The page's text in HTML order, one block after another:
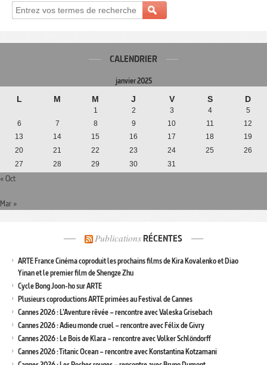
CALENDRIER
janvier 2025
L M M J V S D
1 2 3 4
5
6
7 8 9 10 11
12
13
14 15 16 17 18
19
20
21 22 23 24 25
26
27
28 29 30 31
« Oct
Mar »
Publications RÉCENTES
ARTE France Cinéma coproduit les prochains films de Kira Kovalenko et Diao
Yinan et le premier film de Shengze Zhu
Cycle Bong Joon-ho sur ARTE
Plusieurs coproductions ARTE primées au Festival de Cannes
Cannes 2026 : L’Aventure rêvée – rencontre avec Valeska Grisebach
Cannes 2026 : Adieu monde cruel – rencontre avec Félix de Givry
Cannes 2026 : Le Bois de Klara – rencontre avec Volker Schlöndorff
Cannes 2026 : Titanic Ocean – rencontre avec Konstantina Kotzamani